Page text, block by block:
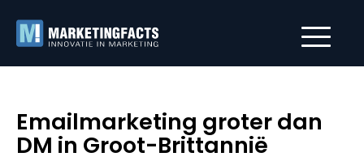
Emailmarketing groter dan
DM in Groot-Brittannië